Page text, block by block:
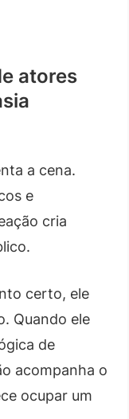
atores
a cena.
e
cria
certo, ele
Quando ele
de
acompanha o
ocupar um